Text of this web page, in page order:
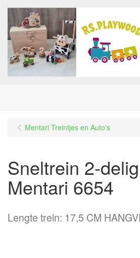
Mentari Treintjes en Auto's
Sneltrein 2-
Mentari 6654
Lengte trein: 17,5 CM